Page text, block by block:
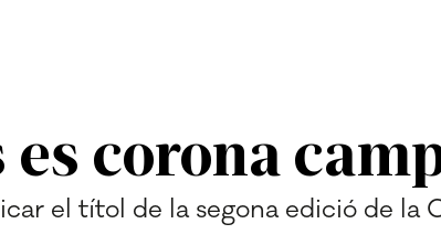
corona
el títol de la segona edició de la